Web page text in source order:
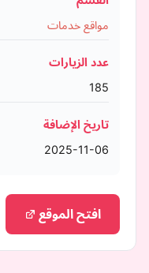
مواقع خدمات
عدد الزيارات
185
تاريخ الإضافة
2025-11-06
افتح الموقع